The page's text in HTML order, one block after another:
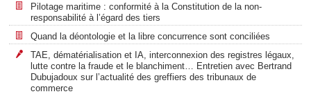
Pilotage maritime : conformité à la Constitution de la non-
responsabilité à l’égard des tiers
Quand la déontologie et la libre concurrence sont conciliées
TAE, dématérialisation et IA, interconnexion des registres légaux,
lutte contre la fraude et le blanchiment… Entretien avec Bertrand
Dubujadoux sur l’actualité des greffiers des tribunaux de
commerce